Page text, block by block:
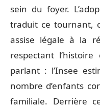
sein du foyer.
traduit ce tournant,
assise légale à la
respectant
parlant : l’Insee
nombre d’enfants
familiale. Derrière